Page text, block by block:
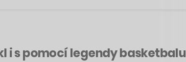
i s pomocí legendy basketbalu